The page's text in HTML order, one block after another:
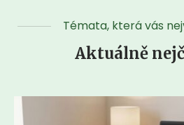
Témata, která vás
Aktuálně